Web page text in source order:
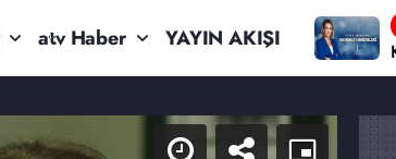
atv Haber YAYIN AKIŞI